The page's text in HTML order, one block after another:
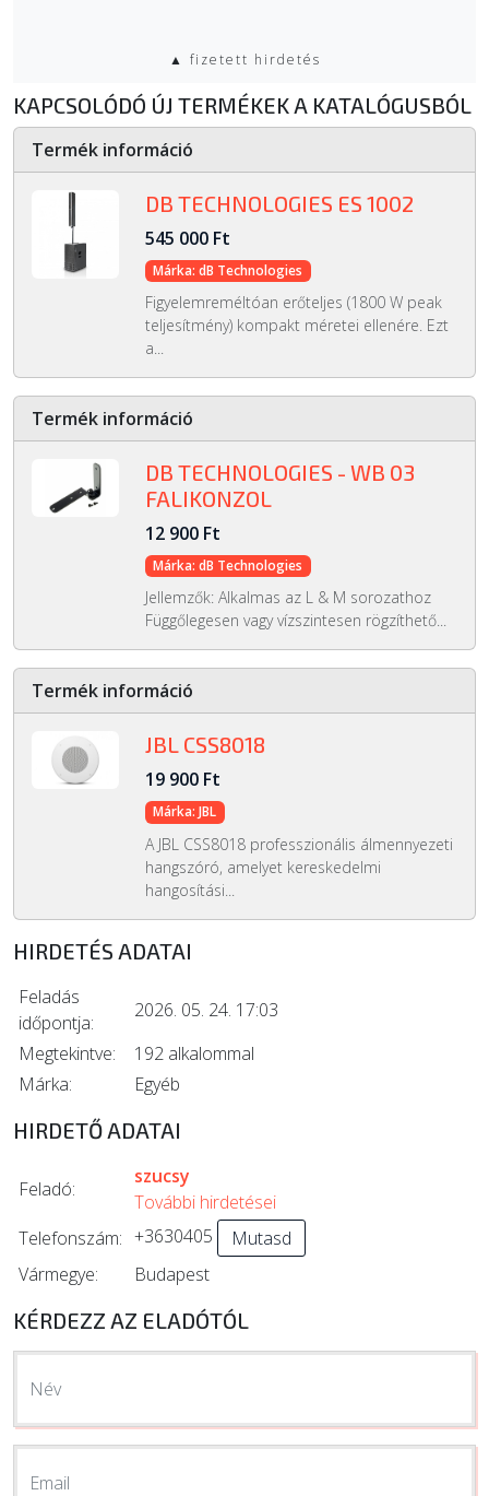
▲ fizetett hirdetés
KAPCSOLÓDÓ ÚJ TERMÉKEK A KATALÓGUSBÓL
Termék információ
DB TECHNOLOGIES ES 1002
545 000 Ft
Márka: dB Technologies
Figyelemreméltóan erőteljes (1800 W peak
teljesítmény) kompakt méretei ellenére. Ezt
a...
Termék információ
DB TECHNOLOGIES - WB 03
FALIKONZOL
12 900 Ft
Márka: dB Technologies
Jellemzők: Alkalmas az L & M sorozathoz
Függőlegesen vagy vízszintesen rögzíthető...
Termék információ
JBL CSS8018
19 900 Ft
Márka: JBL
A JBL CSS8018 professzionális álmennyezeti
hangszóró, amelyet kereskedelmi
hangosítási...
HIRDETÉS ADATAI
Feladás
időpontja:
2026. 05. 24. 17:03
Megtekintve:
192 alkalommal
Márka:
Egyéb
HIRDETŐ ADATAI
Feladó:
szucsy
További hirdetései
Telefonszám: +3630405
Mutasd
Vármegye:
Budapest
KÉRDEZZ AZ ELADÓTÓL
Név
Email